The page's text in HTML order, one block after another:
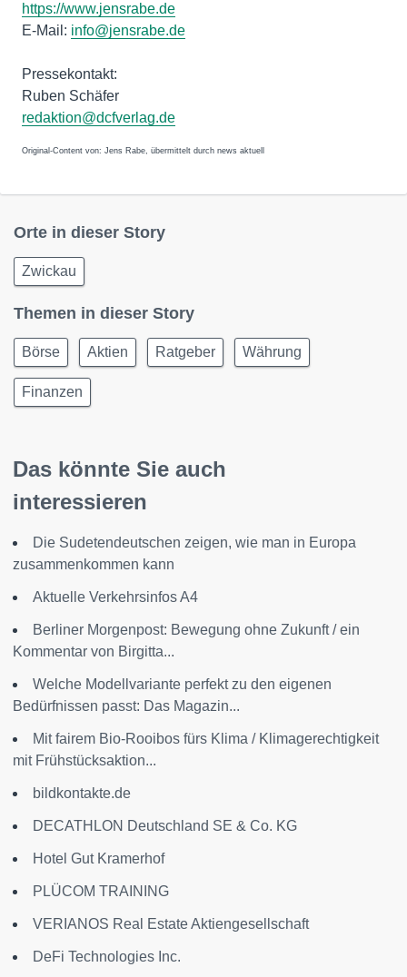
https://www.jensrabe.de
E-Mail: info@jensrabe.de
Pressekontakt:
Ruben Schäfer
redaktion@dcfverlag.de
Original-Content von: Jens Rabe, übermittelt durch news aktuell
Orte in dieser Story
Zwickau
Themen in dieser Story
Börse Aktien Ratgeber Währung
Finanzen
Das könnte Sie auch
interessieren
Die Sudetendeutschen zeigen, wie man in Europa
zusammenkommen kann
Aktuelle Verkehrsinfos A4
Berliner Morgenpost: Bewegung ohne Zukunft / ein
Kommentar von Birgitta...
Welche Modellvariante perfekt zu den eigenen
Bedürfnissen passt: Das Magazin...
Mit fairem Bio-Rooibos fürs Klima / Klimagerechtigkeit
mit Frühstücksaktion...
bildkontakte.de
DECATHLON Deutschland SE & Co. KG
Hotel Gut Kramerhof
PLÜCOM TRAINING
VERIANOS Real Estate Aktiengesellschaft
DeFi Technologies Inc.